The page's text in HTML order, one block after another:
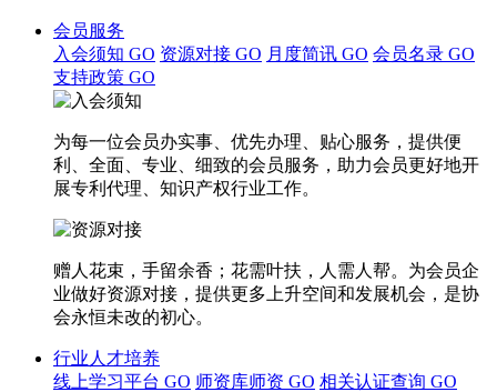
会员服务
入会须知 GO 资源对接 GO 月度简讯 GO 会员名录 GO
支持政策 GO
为每一位会员办实事、优先办理、贴心服务，提供便
利、全面、专业、细致的会员服务，助力会员更好地开
展专利代理、知识产权行业工作。
赠人花束，手留余香；花需叶扶，人需人帮。为会员企
业做好资源对接，提供更多上升空间和发展机会，是协
会永恒未改的初心。
行业人才培养
线上学习平台 GO 师资库师资 GO 相关认证查询 GO